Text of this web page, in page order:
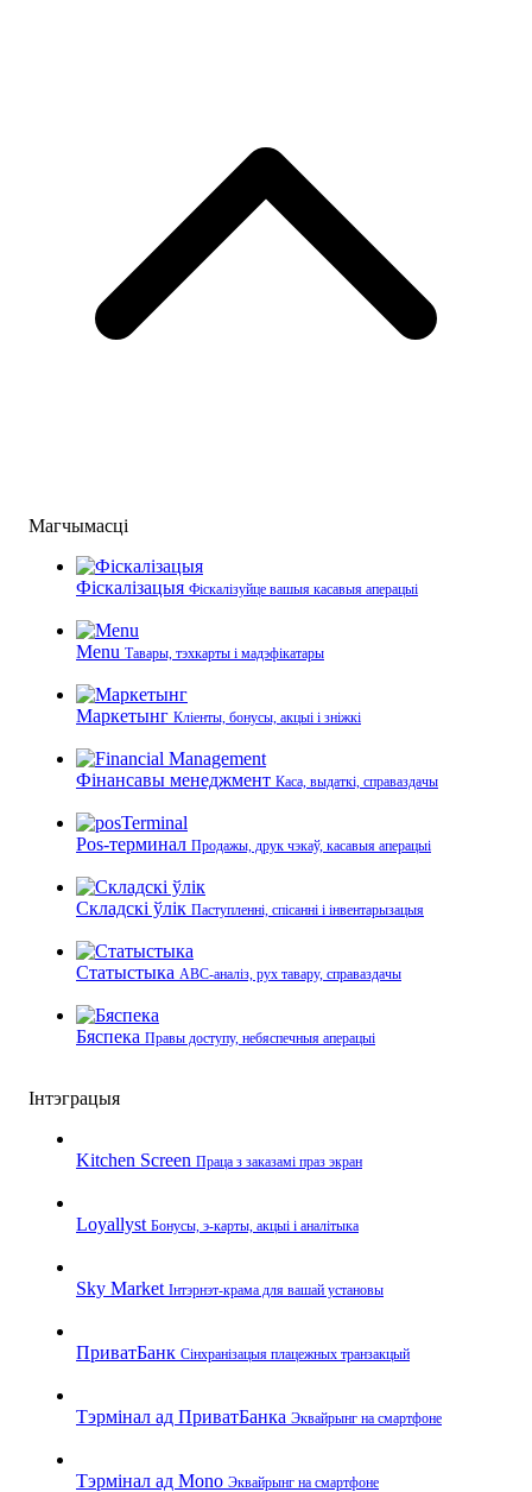
Магчымасці
Фіскалізацыя Фіскалізуйце вашыя касавыя аперацыі
Menu Тавары, тэхкарты і мадэфікатары
Маркетынг Кліенты, бонусы, акцыі і зніжкі
Фінансавы менеджмент Каса, выдаткі, справаздачы
Pos-терминал Продажы, друк чэкаў, касавыя аперацыі
Складскі ўлік Паступленні, спісанні і інвентарызацыя
Статыстыка ABC-аналіз, рух тавару, справаздачы
Бяспека Правы доступу, небяспечныя аперацыі
Інтэграцыя
Kitchen Screen Праца з заказамі праз экран
Loyallyst Бонусы, э‑карты, акцыі і аналітыка
Sky Market Інтэрнэт‑крама для вашай установы
ПриватБанк Сінхранізацыя плацежных транзакцый
Тэрмінал ад ПриватБанка Эквайрынг на смартфоне
Тэрмінал ад Mono Эквайрынг на смартфоне